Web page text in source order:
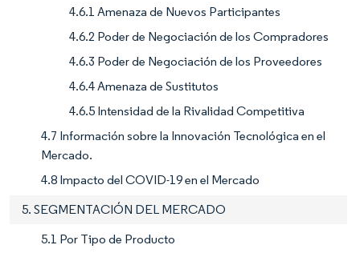
4.6.1 Amenaza de Nuevos Participantes
4.6.2 Poder de Negociación de los Compradores
4.6.3 Poder de Negociación de los Proveedores
4.6.4 Amenaza de Sustitutos
4.6.5 Intensidad de la Rivalidad Competitiva
4.7 Información sobre la Innovación Tecnológica en el
Mercado.
4.8 Impacto del COVID-19 en el Mercado
5. SEGMENTACIÓN DEL MERCADO
5.1 Por Tipo de Producto